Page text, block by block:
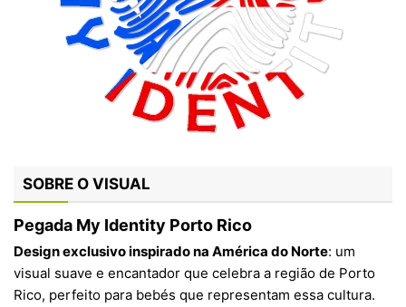
SOBRE O VISUAL
Pegada My Identity Porto Rico
Design exclusivo inspirado na América do Norte: um
visual suave e encantador que celebra a região de Porto
Rico, perfeito para bebés que representam essa cultura.